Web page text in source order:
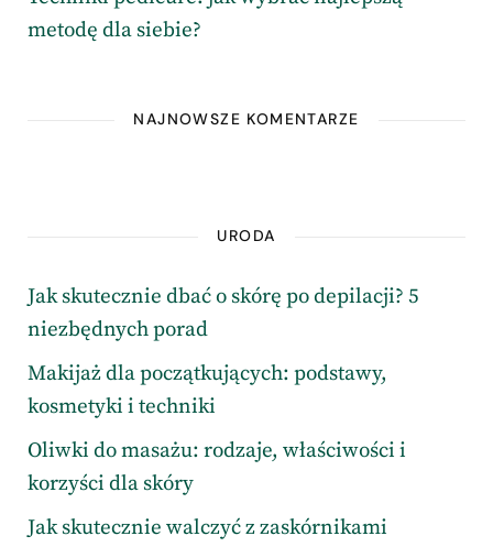
metodę dla siebie?
NAJNOWSZE KOMENTARZE
URODA
Jak skutecznie dbać o skórę po depilacji? 5
niezbędnych porad
Makijaż dla początkujących: podstawy,
kosmetyki i techniki
Oliwki do masażu: rodzaje, właściwości i
korzyści dla skóry
Jak skutecznie walczyć z zaskórnikami